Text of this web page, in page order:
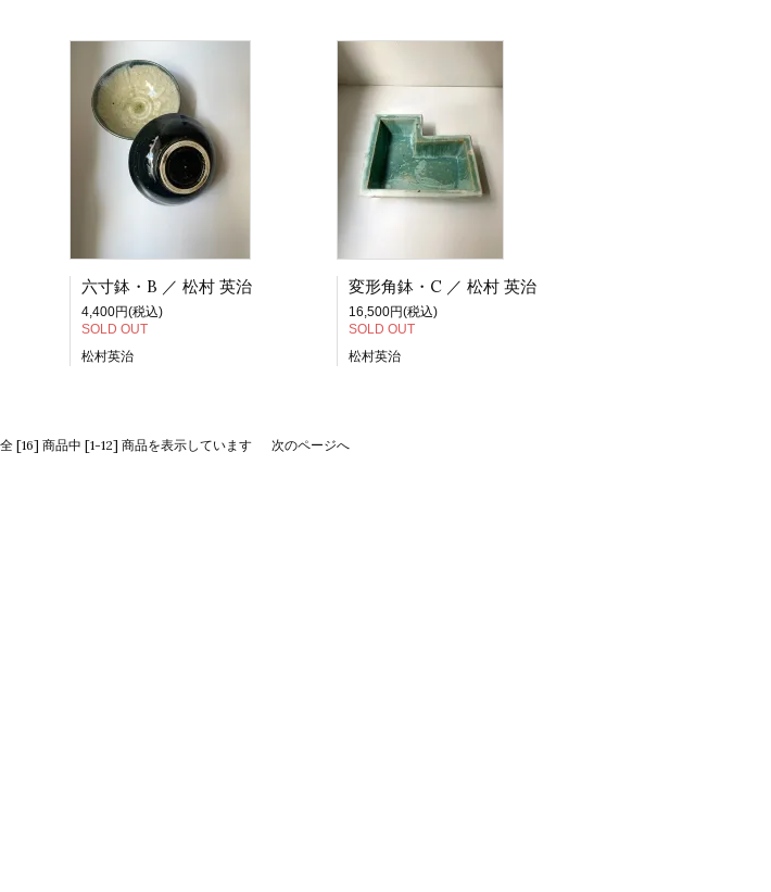
六寸鉢・B ／ 松村 英治
4,400円(税込)
SOLD OUT
松村英治
変形角鉢・C ／ 松村 英治
16,500円(税込)
SOLD OUT
松村英治
全 [16] 商品中 [1-12] 商品を表示しています 次のページへ